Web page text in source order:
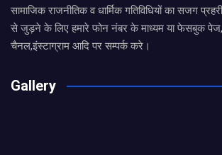
सामाजिक राजनीतिक व धार्मिक गतिविधियों का सजग
से जुड़ने के लिए हमारे फोन नंबर के माध्यम या फेसबुक
चैनल,इंस्टाग्राम आदि पर सम्पर्क करे।
Gallery